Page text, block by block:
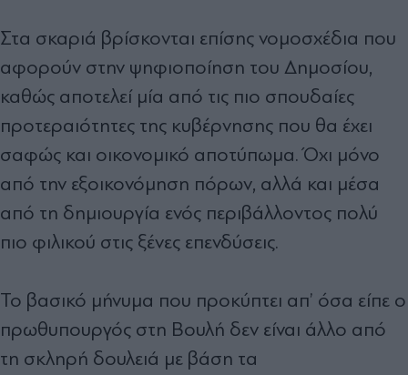
Στα σκαριά βρίσκονται επίσης νομοσχέδια που
αφορούν στην ψηφιοποίηση του Δημοσίου,
καθώς αποτελεί μία από τις πιο σπουδαίες
προτεραιότητες της κυβέρνησης που θα έχει
σαφώς και οικονομικό αποτύπωμα. Όχι μόνο
από την εξοικονόμηση πόρων, αλλά και μέσα
από τη δημιουργία ενός περιβάλλοντος πολύ
πιο φιλικού στις ξένες επενδύσεις.
Το βασικό μήνυμα που προκύπτει απ’ όσα είπε ο
πρωθυπουργός στη Βουλή δεν είναι άλλο από
τη σκληρή δουλειά με βάση τα